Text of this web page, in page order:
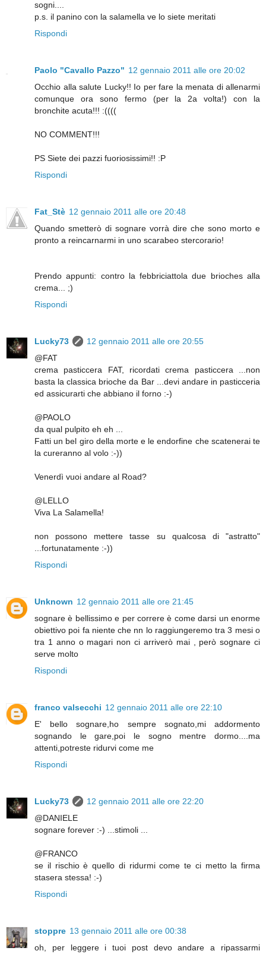
sogni....
p.s. il panino con la salamella ve lo siete meritati
Rispondi
Paolo "Cavallo Pazzo" 12 gennaio 2011 alle ore 20:02
Occhio alla salute Lucky!! Io per fare la menata di allenarmi
comunque ora sono fermo (per la 2a volta!) con la
bronchite acuta!!! :((((
NO COMMENT!!!
PS Siete dei pazzi fuoriosissimi!! :P
Rispondi
Fat_Stè 12 gennaio 2011 alle ore 20:48
Quando smetterò di sognare vorrà dire che sono morto e
pronto a reincarnarmi in uno scarabeo stercorario!
Prendo appunti: contro la febbriciattola due brioches alla
crema... ;)
Rispondi
Lucky73
12 gennaio 2011 alle ore 20:55
@FAT
crema pasticcera FAT, ricordati crema pasticcera ...non
basta la classica brioche da Bar ...devi andare in pasticceria
ed assicurarti che abbiano il forno :-)
@PAOLO
da qual pulpito eh eh ...
Fatti un bel giro della morte e le endorfine che scatenerai te
la cureranno al volo :-))
Venerdì vuoi andare al Road?
@LELLO
Viva La Salamella!
non possono mettere tasse su qualcosa di "astratto"
...fortunatamente :-))
Rispondi
Unknown 12 gennaio 2011 alle ore 21:45
sognare è bellissimo e per correre è come darsi un enorme
obiettivo poi fa niente che nn lo raggiungeremo tra 3 mesi o
tra 1 anno o magari non ci arriverò mai , però sognare ci
serve molto
Rispondi
franco valsecchi 12 gennaio 2011 alle ore 22:10
E' bello sognare,ho sempre sognato,mi addormento
sognando le gare,poi le sogno mentre dormo....ma
attenti,potreste ridurvi come me
Rispondi
Lucky73
12 gennaio 2011 alle ore 22:20
@DANIELE
sognare forever :-) ...stimoli ...
@FRANCO
se il rischio è quello di ridurmi come te ci metto la firma
stasera stessa! :-)
Rispondi
stoppre 13 gennaio 2011 alle ore 00:38
oh, per leggere i tuoi post devo andare a ripassarmi